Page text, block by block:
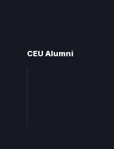
CEU Alumni